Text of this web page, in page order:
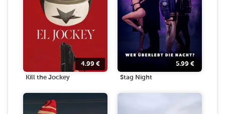
4.99 €
Kill the Jockey
5.99 €
Stag Night